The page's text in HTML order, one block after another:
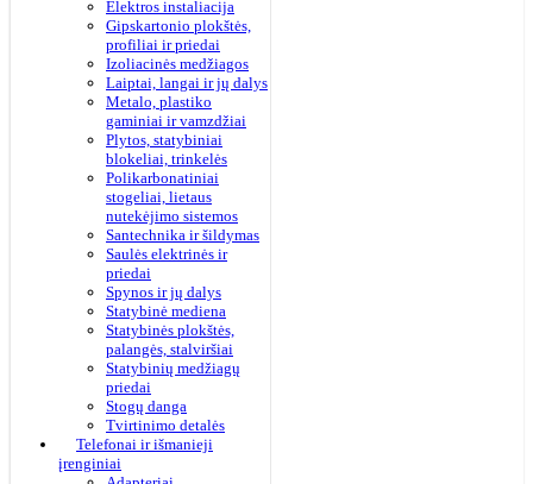
Elektros instaliacija
Gipskartonio plokštės,
profiliai ir priedai
Izoliacinės medžiagos
Laiptai, langai ir jų dalys
Metalo, plastiko
gaminiai ir vamzdžiai
Plytos, statybiniai
blokeliai, trinkelės
Polikarbonatiniai
stogeliai, lietaus
nutekėjimo sistemos
Santechnika ir šildymas
Saulės elektrinės ir
priedai
Spynos ir jų dalys
Statybinė mediena
Statybinės plokštės,
palangės, stalviršiai
Statybinių medžiagų
priedai
Stogų danga
Tvirtinimo detalės
Telefonai ir išmanieji
įrenginiai